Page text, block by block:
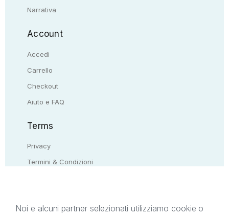
Narrativa
Account
Accedi
Carrello
Checkout
Aiuto e FAQ
Terms
Privacy
Termini & Condizioni
Noi e alcuni partner selezionati utilizziamo cookie o